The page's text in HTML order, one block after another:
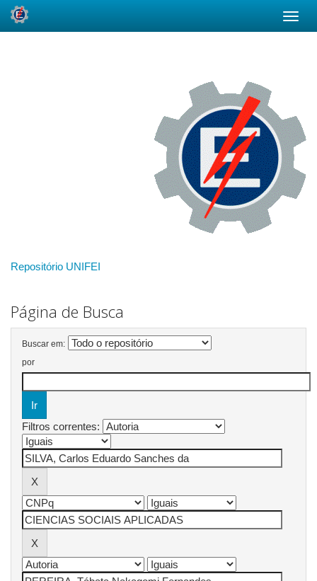
Repositório UNIFEI
Página de Busca
Buscar em:
por
Filtros correntes: